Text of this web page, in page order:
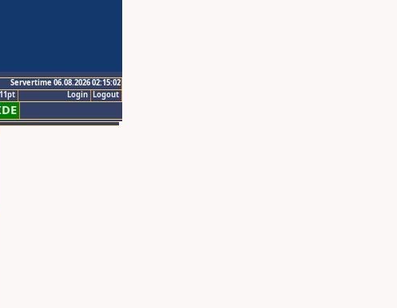
Servertime 06.08.2026 02:15:02
Logout
Login